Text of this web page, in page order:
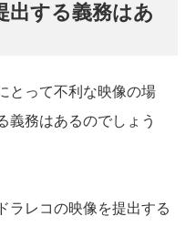
出する義務はあ
とって不利な映像の場
義務はあるのでしょう
ラレコの映像を提出する